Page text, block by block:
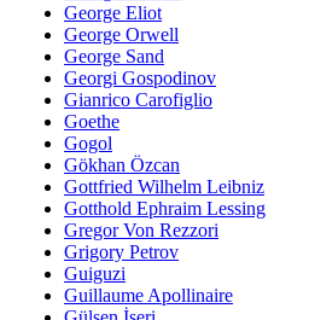
George Eliot
George Orwell
George Sand
Georgi Gospodinov
Gianrico Carofiglio
Goethe
Gogol
Gökhan Özcan
Gottfried Wilhelm Leibniz
Gotthold Ephraim Lessing
Gregor Von Rezzori
Grigory Petrov
Guiguzi
Guillaume Apollinaire